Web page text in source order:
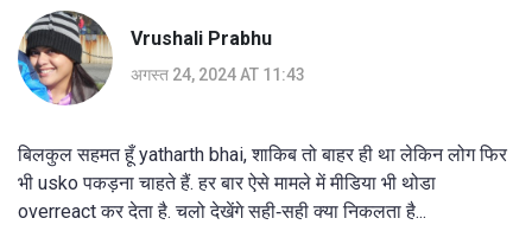
Vrushali Prabhu
अगस्त 24, 2024 AT 11:43
बिलकुल सहमत हूँ yatharth bhai, शाकिब तो बाहर ही था लेकिन लोग फिर
भी usko पकड़ना चाहते हैं. हर बार ऐसे मामले में मीडिया भी थोडा
overreact कर देता है. चलो देखेंगे सही‑सही क्या निकलता है...